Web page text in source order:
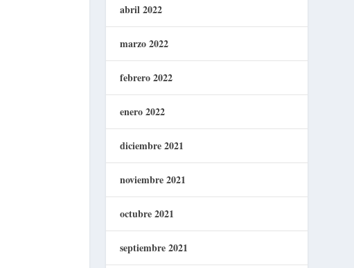
abril 2022
marzo 2022
febrero 2022
enero 2022
diciembre 2021
noviembre 2021
octubre 2021
septiembre 2021